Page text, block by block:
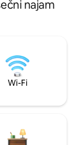
najam
Wi-Fi